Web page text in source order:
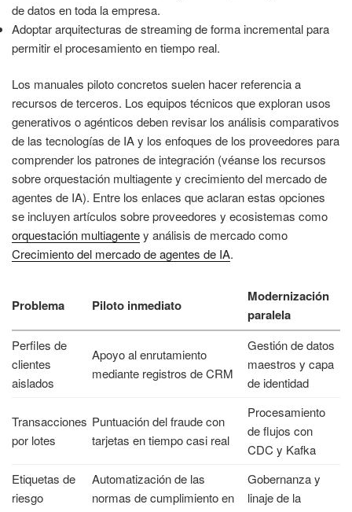
de datos en toda la empresa.
Adoptar arquitecturas de streaming de forma incremental para
permitir el procesamiento en tiempo real.
Los manuales piloto concretos suelen hacer referencia a
recursos de terceros. Los equipos técnicos que exploran usos
generativos o agénticos deben revisar los análisis comparativos
de las tecnologías de IA y los enfoques de los proveedores para
comprender los patrones de integración (véanse los recursos
sobre orquestación multiagente y crecimiento del mercado de
agentes de IA). Entre los enlaces que aclaran estas opciones
se incluyen artículos sobre proveedores y ecosistemas como
orquestación multiagentey análisis de mercado como
Crecimiento del mercado de agentes de IA.
Problema Piloto inmediato
Modernización
paralela
Perfiles de
clientes
aislados
Apoyo al enrutamiento
mediante registros de CRM
Gestión de datos
maestros y capa
de identidad
Transacciones
por lotes
Puntuación del fraude con
tarjetas en tiempo casi real
Procesamiento
de flujos con
CDC y Kafka
Etiquetas de
riesgo
Automatización de las
normas de cumplimiento en
Gobernanza y
linaje de la